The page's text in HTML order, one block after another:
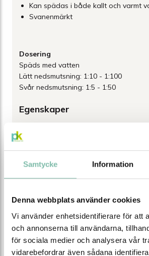
Samtycke Information
Denna webbplats använder cookies
Vi använder enhetsidentifierare för att
och annonserna till användarna,
för sociala medier och analysera vår
vidarebefordrar även sådana
Kan spädas i både kallt och varmt
Svanenmärkt
Dosering
Späds med vatten
Lätt nedsmutsning: 1:10 - 1:100
Svår nedsmutsning: 1:5 - 1:50
Egenskaper
Förpackning
Antal förp/pall
Relativ densitet (kg/L)
Miljömärkning